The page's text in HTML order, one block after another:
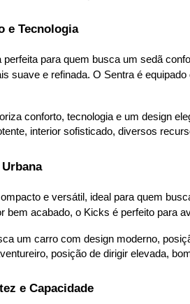
e Tecnologia
perfeita para quem busca um sedã
suave e refinada. O Sentra é
conforto, tecnologia e um design
interior sofisticado, diversos
e versátil, ideal para quem
bem acabado, o Kicks é perfeito para
um carro com design moderno,
posição de dirigir elevada,
e Capacidade